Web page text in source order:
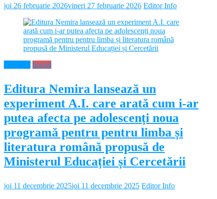
joi 26 februarie 2026vineri 27 februarie 2026 Editor Info
Social
Editura Nemira lansează un
experiment A.I. care arată cum i-ar
putea afecta pe adolescenți noua
programă pentru pentru limba și
literatura română propusă de
Ministerul Educației și Cercetării
joi 11 decembrie 2025joi 11 decembrie 2025 Editor Info